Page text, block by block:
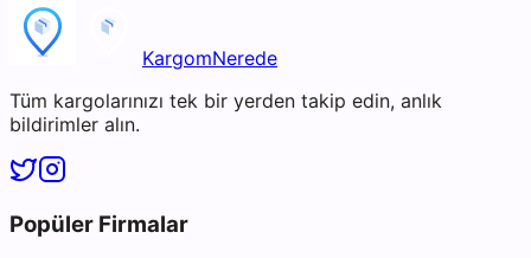
KargomNerede
Tüm kargolarınızı tek bir yerden takip edin, anlık
bildirimler alın.
Popüler Firmalar